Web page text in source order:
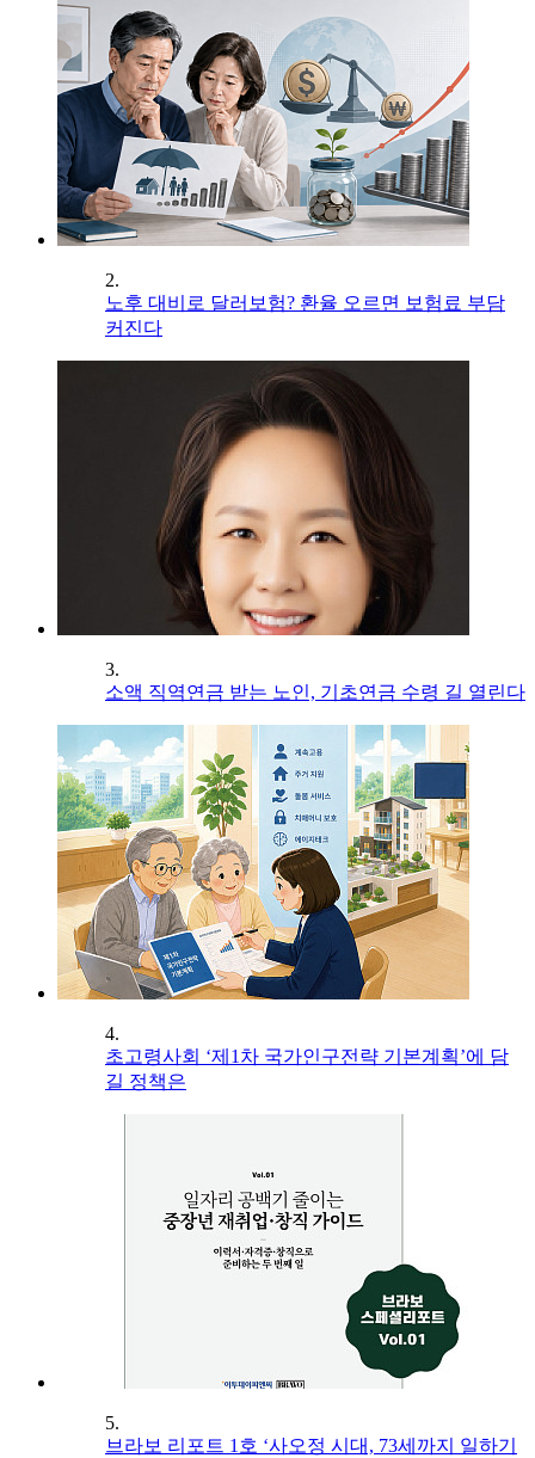
2.
노후 대비로 달러보험? 환율 오르면 보험료 부담
커진다
3.
소액 직역연금 받는 노인, 기초연금 수령 길 열린다
4.
초고령사회 ‘제1차 국가인구전략 기본계획’에 담
길 정책은
5.
브라보 리포트 1호 ‘사오정 시대, 73세까지 일하기